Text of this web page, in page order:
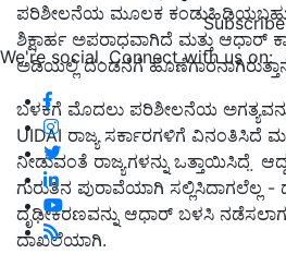
Subscribe
We're social. Connect with us on:
ಪರಿಶೀಲನೆಯ ಮೂಲಕ
ಶಿಕ್ಷಾರ್ಹ ಅಪರಾಧವಾಗಿದೆ ಮತ್ತು
ಅಡಿಯಲ್ಲಿ ದಂಡನೆಗೆ
ಬಳಕೆಗೆ ಮೊದಲು ಪರಿಶೀಲನೆಯ
UIDAI ರಾಜ್ಯ ಸರ್ಕಾರಗಳಿಗೆ ವಿನಂತಿಸಿದೆ
ನೀಡುವಂತೆ ರಾಜ್ಯಗಳನ್ನು ಒತ್ತಾಯಿಸಿದೆ
ಗುರುತಿನ ಪುರಾವೆಯಾಗಿ ಸಲ್ಲಿಸಿದಾಗಲೆಲ್ಲ
ದೃಢೀಕರಣವನ್ನು ಆಧಾರ್ ಬಳಸಿ
ದಾಖಲೆಯಾಗಿ.